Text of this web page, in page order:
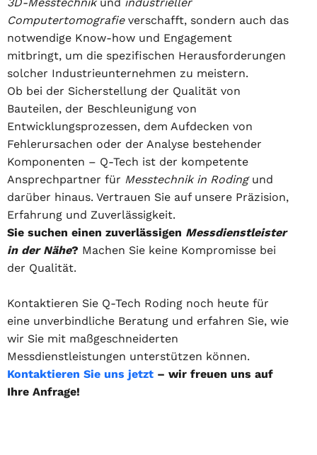
3D-Messtechnikund industrieller
Computertomografieverschafft, sondern auch das
notwendige Know-how und Engagement
mitbringt, um die spezifischen Herausforderungen
solcher Industrieunternehmen zu meistern.
Ob bei der Sicherstellung der Qualität von
Bauteilen, der Beschleunigung von
Entwicklungsprozessen, dem Aufdecken von
Fehlerursachen oder der Analyse bestehender
Komponenten – Q-Tech ist der kompetente
Ansprechpartner für Messtechnik in Rodingund
darüber hinaus. Vertrauen Sie auf unsere Präzision,
Erfahrung und Zuverlässigkeit.
Sie suchen einen zuverlässigen Messdienstleister
in der Nähe? Machen Sie keine Kompromisse bei
der Qualität.
Kontaktieren Sie Q-Tech Roding noch heute für
eine unverbindliche Beratung und erfahren Sie, wie
wir Sie mit maßgeschneiderten
Messdienstleistungen unterstützen können.
Kontaktieren Sie uns jetzt – wir freuen uns auf
Ihre Anfrage!